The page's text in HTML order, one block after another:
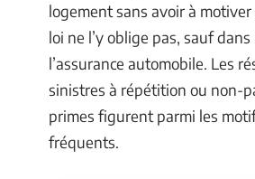
logement sans avoir à motiver
loi ne l’y oblige pas, sauf dans
l’assurance automobile. Les
sinistres à répétition ou non-
primes figurent parmi les
fréquents.